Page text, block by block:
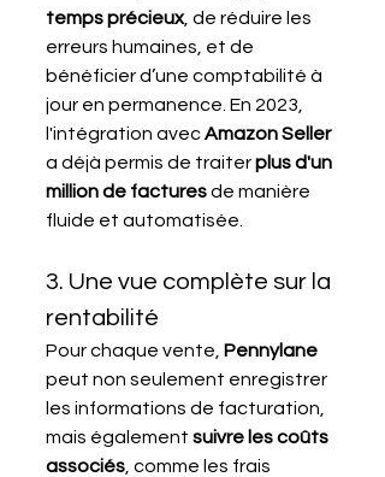
temps précieux, de réduire les
erreurs humaines, et de
bénéficier d’une comptabilité à
jour en permanence. En 2023,
l'intégration avec Amazon Seller
a déjà permis de traiter plus d'un
million de factures de manière
fluide et automatisée​.
3. Une vue complète sur la
rentabilité
Pour chaque vente, Pennylane
peut non seulement enregistrer
les informations de facturation,
mais également suivre les coûts
associés , comme les frais